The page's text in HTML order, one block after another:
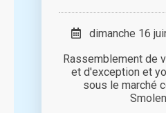
dimanche 16
Rassemblement de
et d'exception et
sous le marché